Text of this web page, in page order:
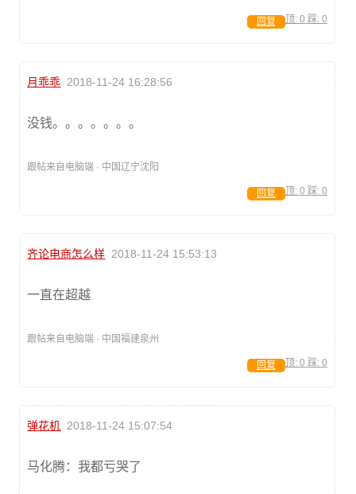
顶: 0 踩: 0
回复
月乖乖 2018-11-24 16:28:56
没钱。。。。。。。
跟帖来自电脑端 · 中国辽宁沈阳
顶: 0 踩: 0
回复
齐论电商怎么样 2018-11-24 15:53:13
一直在超越
跟帖来自电脑端 · 中国福建泉州
顶: 0 踩: 0
回复
弹花机 2018-11-24 15:07:54
马化腾：我都亏哭了